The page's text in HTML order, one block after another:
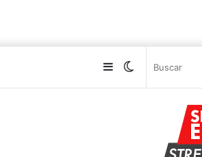
Switch
Sidebar